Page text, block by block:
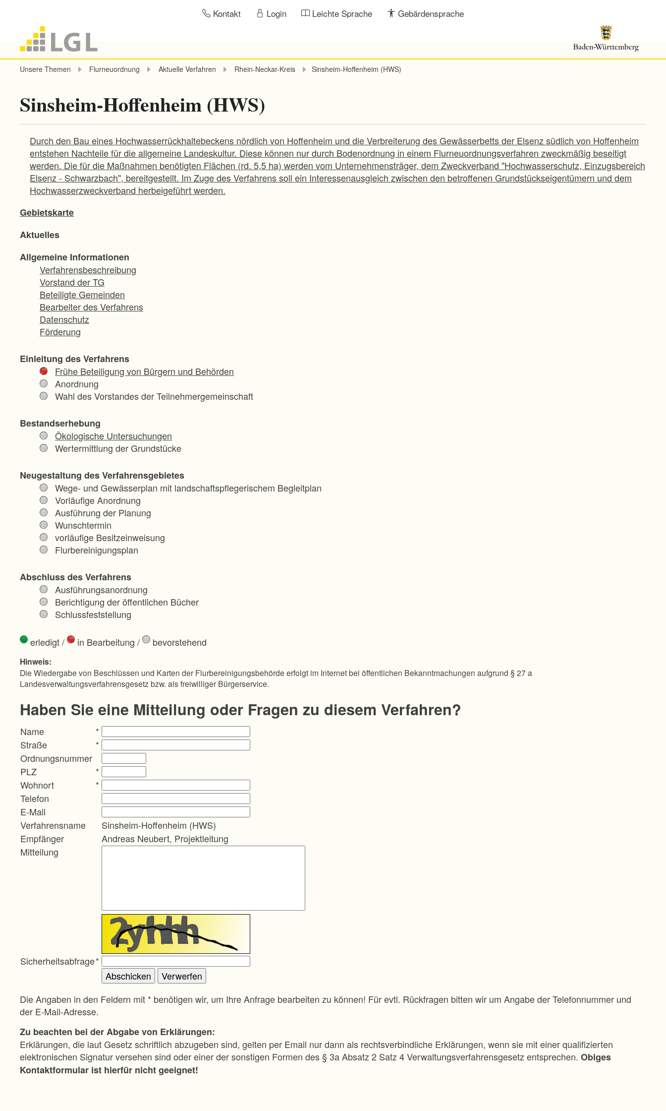
Kontakt Login Leichte Sprache Gebärdensprache
Unsere Themen Flurneuordnung Aktuelle Verfahren Rhein-Neckar-Kreis Sinsheim-Hoffenheim (HWS)
Sinsheim-Hoffenheim (HWS)
Durch den Bau eines Hochwasserrückhaltebeckens nördlich von Hoffenheim und die Verbreiterung des Gewässerbetts der Elsenz südlich von Hoffenheim
entstehen Nachteile für die allgemeine Landeskultur. Diese können nur durch Bodenordnung in einem Flurneuordnungsverfahren zweckmäßig beseitigt
werden. Die für die Maßnahmen benötigten Flächen (rd. 5,5 ha) werden vom Unternehmensträger, dem Zweckverband "Hochwasserschutz, Einzugsbereich
Elsenz - Schwarzbach", bereitgestellt. Im Zuge des Verfahrens soll ein Interessenausgleich zwischen den betroffenen Grundstückseigentümern und dem
Hochwasserzweckverband herbeigeführt werden.
Gebietskarte
Aktuelles
Allgemeine Informationen
Verfahrensbeschreibung
Vorstand der TG
Beteiligte Gemeinden
Bearbeiter des Verfahrens
Datenschutz
Förderung
Einleitung des Verfahrens
Frühe Beteiligung von Bürgern und Behörden
Anordnung
Wahl des Vorstandes der Teilnehmergemeinschaft
Bestandserhebung
Ökologische Untersuchungen
Wertermittlung der Grundstücke
Neugestaltung des Verfahrensgebietes
Wege- und Gewässerplan mit landschaftspflegerischem Begleitplan
Vorläufige Anordnung
Ausführung der Planung
Wunschtermin
vorläufige Besitzeinweisung
Flurbereinigungsplan
Abschluss des Verfahrens
Ausführungsanordnung
Berichtigung der öffentlichen Bücher
Schlussfeststellung
erledigt/ in Bearbeitung / bevorstehend
Hinweis:
Die Wiedergabe von Beschlüssen und Karten der Flurbereinigungsbehörde erfolgt im Internet bei öffentlichen Bekanntmachungen aufgrund § 27 a
Landesverwaltungsverfahrensgesetz bzw. als freiwilliger Bürgerservice.
Haben Sie eine Mitteilung oder Fragen zu diesem Verfahren?
Name
*
Straße
*
Ordnungsnummer
PLZ
*
Wohnort
*
Telefon
E-Mail
Verfahrensname
Sinsheim-Hoffenheim (HWS)
Empfänger
Andreas Neubert, Projektleitung
Mitteilung
Sicherheitsabfrage*
Die Angaben in den Feldern mit * benötigen wir, um Ihre Anfrage bearbeiten zu können! Für evtl. Rückfragen bitten wir um Angabe der Telefonnummer und
der E-Mail-Adresse.
Zu beachten bei der Abgabe von Erklärungen:
Erklärungen, die laut Gesetz schriftlich abzugeben sind, gelten per Email nur dann als rechtsverbindliche Erklärungen, wenn sie mit einer qualifizierten
elektronischen Signatur versehen sind oder einer der sonstigen Formen des § 3a Absatz 2 Satz 4 Verwaltungsverfahrensgesetz entsprechen. Obiges
Kontaktformular ist hierfür nicht geeignet!